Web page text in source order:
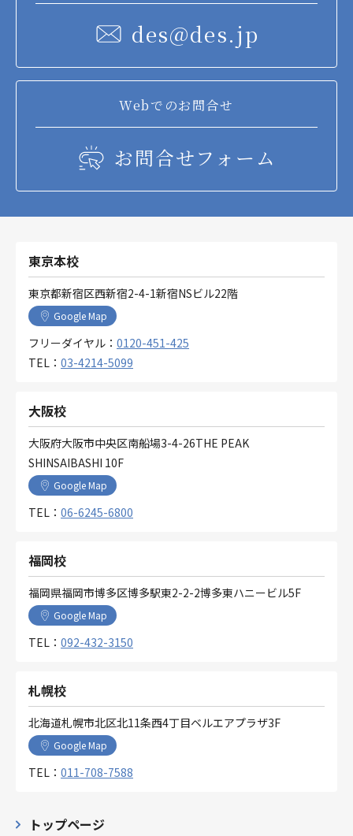
des@des.jp
Webでのお問合せ
お問合せフォーム
トップページ
東京本校
東京都新宿区西新宿2-4-1新宿NSビル22階
Google Map
フリーダイヤル： 0120-451-425
TEL： 03-4214-5099
大阪校
大阪府大阪市中央区南船場3-4-26THE PEAK
SHINSAIBASHI 10F
Google Map
TEL： 06-6245-6800
福岡校
福岡県福岡市博多区博多駅東2-2-2博多東ハニービル5F
Google Map
TEL： 092-432-3150
札幌校
北海道札幌市北区北11条西4丁目ベルエアプラザ3F
Google Map
TEL： 011-708-7588